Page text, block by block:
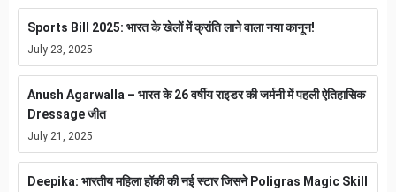
Sports Bill 2025: भारत के खेलों में क्रांति लाने वाला नया कानून!
July 23, 2025
Anush Agarwalla – भारत के 26 वर्षीय राइडर की जर्मनी में पहली ऐतिहासिक
Dressage जीत
July 21, 2025
Deepika: भारतीय महिला हॉकी की नई स्टार जिसने Poligras Magic Skill